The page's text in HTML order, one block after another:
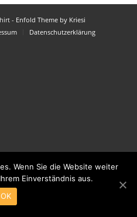
- Enfold Theme by Kriesi
Datenschutzerklärung
Wenn Sie die Website weiter
Einverständnis aus.
OK